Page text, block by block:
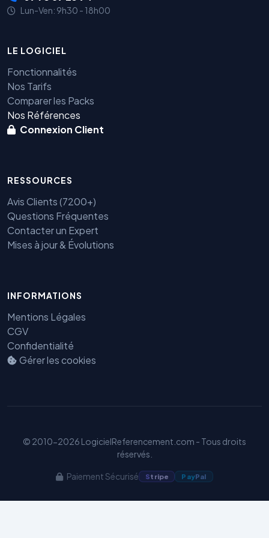
Lun-Ven: 9h30 - 18h00
LE LOGICIEL
Fonctionnalités
Nos Tarifs
Comparer les Packs
Nos Références
Connexion Client
RESSOURCES
Avis Clients (7200+)
Questions Fréquentes
Contacter un Expert
Mises à jour & Évolutions
INFORMATIONS
Mentions Légales
CGV
Confidentialité
Gérer les cookies
© 2010-2026 LogicielReferencement.com - Tous droits
réservés.
Paiement Sécurisé Stripe PayPal